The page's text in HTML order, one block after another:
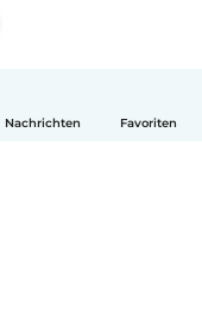
Nachrichten Favoriten